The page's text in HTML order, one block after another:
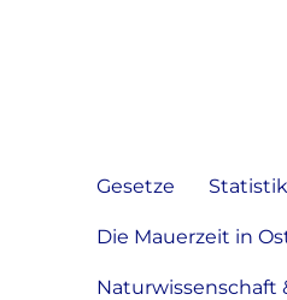
verbreiten
Gesetze Statistik
Die Mauerzeit in
Naturwissenschaft